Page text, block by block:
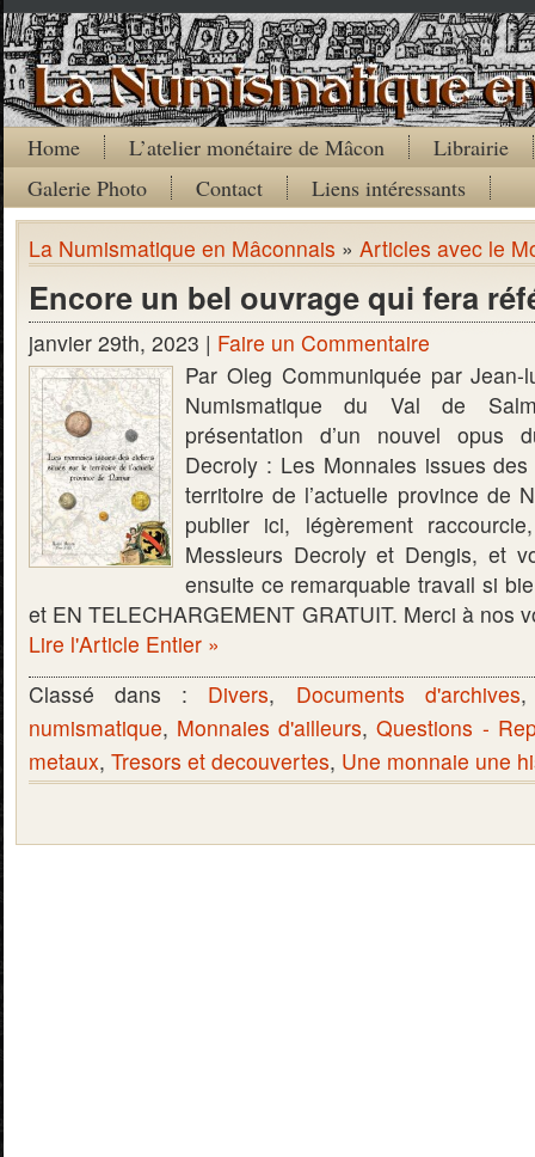
Home L’atelier monétaire de Mâcon
Librairie
Galerie Photo
Contact Liens intéressants
La Numismatique en Mâconnais » Articles avec le
Encore un bel ouvrage qui fera
janvier 29th, 2023 | Faire un Commentaire
Par Oleg Communiquée par
Numismatique du Val de
présentation d’un nouvel opus
Decroly : Les Monnaies issues
territoire de l’actuelle province de
publier ici, légèrement
Messieurs Decroly et Dengis, et
ensuite ce remarquable travail si
et EN TELECHARGEMENT GRATUIT. Merci à nos
Lire l'Article Entier »
Classé dans : Divers, Documents d'archives
numismatique, Monnaies d'ailleurs,Questions -
metaux, Tresors et decouvertes, Une monnaie une